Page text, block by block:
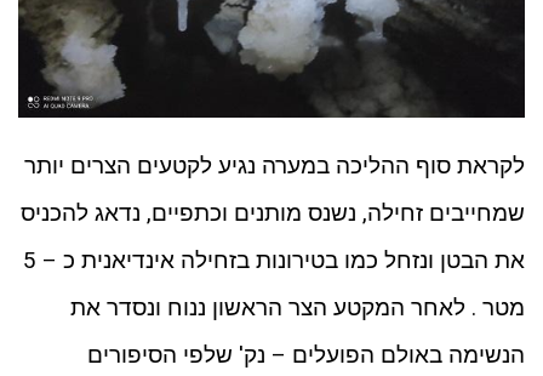
לקראת סוף ההליכה במערה נגיע לקטעים הצרים יותר
שמחייבים זחילה, נשנס מותנים וכתפיים, נדאג להכניס
את הבטן ונזחל כמו בטירונות בזחילה אינדיאנית כ – 5
מטר . לאחר המקטע הצר הראשון ננוח ונסדר את
הנשימה באולם הפועלים – נק' שלפי הסיפורים